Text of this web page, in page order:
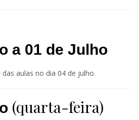
a 01 de Julho
aulas no dia 04 de julho.
(quarta-feira)